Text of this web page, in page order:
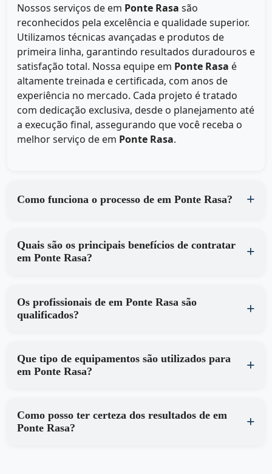
Nossos serviços de em Ponte Rasa são
reconhecidos pela excelência e qualidade superior.
Utilizamos técnicas avançadas e produtos de
primeira linha, garantindo resultados duradouros e
satisfação total. Nossa equipe em Ponte Rasa é
altamente treinada e certificada, com anos de
experiência no mercado. Cada projeto é tratado
com dedicação exclusiva, desde o planejamento até
a execução final, assegurando que você receba o
melhor serviço de em Ponte Rasa.
Como funciona o processo de em Ponte Rasa?
Quais são os principais benefícios de contratar
em Ponte Rasa?
Os profissionais de em Ponte Rasa são
qualificados?
Que tipo de equipamentos são utilizados para
em Ponte Rasa?
Como posso ter certeza dos resultados de em
Ponte Rasa?